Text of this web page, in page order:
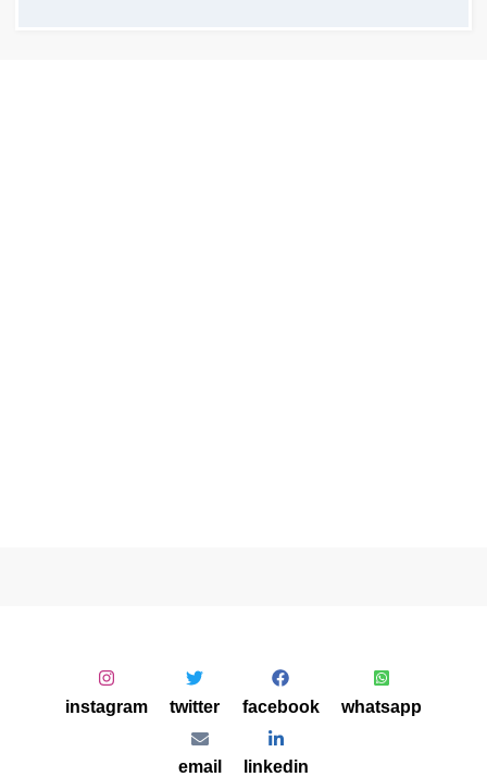
whatsapp
facebook
twitter
instagram
linkedin
email